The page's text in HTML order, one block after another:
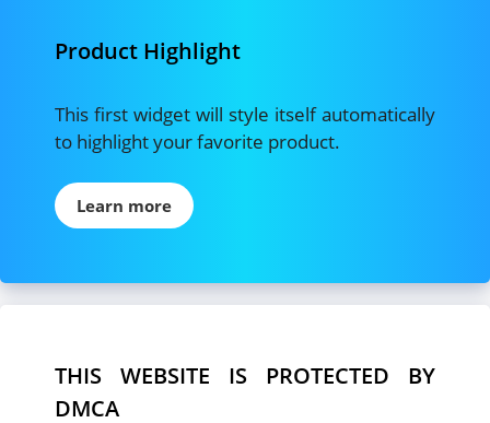
Product Highlight
This first widget will style itself automatically
to highlight your favorite product.
Learn more
THIS WEBSITE IS PROTECTED BY
DMCA